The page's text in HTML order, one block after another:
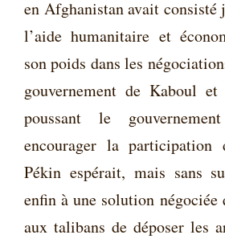
en Afghanistan avait consisté
l’aide humanitaire et
son poids dans les
gouvernement de Kaboul
poussant le
encourager la participation
Pékin espérait, mais sans
enfin à une solution
aux talibans de déposer les